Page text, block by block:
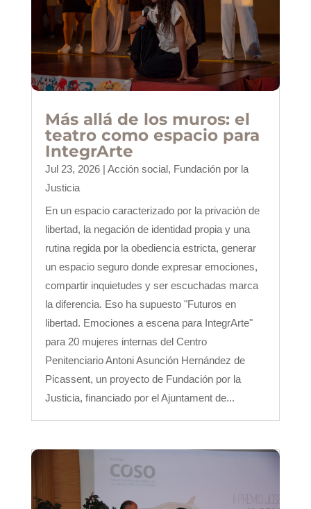
Más allá de los muros: el
teatro como espacio para
IntegrArte
Jul 23, 2026| Acción social, Fundación por la
Justicia
En un espacio caracterizado por la privación de
libertad, la negación de identidad propia y una
rutina regida por la obediencia estricta, generar
un espacio seguro donde expresar emociones,
compartir inquietudes y ser escuchadas marca
la diferencia. Eso ha supuesto "Futuros en
libertad. Emociones a escena para IntegrArte"
para 20 mujeres internas del Centro
Penitenciario Antoni Asunción Hernández de
Picassent, un proyecto de Fundación por la
Justicia, financiado por el Ajuntament de...